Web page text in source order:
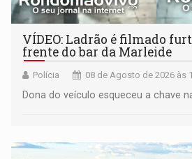
VÍDEO: Ladrão é filmado
frente do bar da Marleide
Polícia 08 de Agosto de 2026 às
Dona do veículo esqueceu a chave